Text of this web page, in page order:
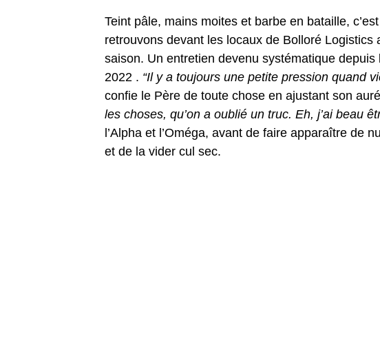
Teint pâle, mains moites et barbe en bataille,
retrouvons devant les locaux de Bolloré
saison. Un entretien devenu systématique
2022 . “Il y a toujours une petite pression quand
confie le Père de toute chose en ajustant son
les choses, qu’on a oublié un truc. Eh, j’ai beau
l’Alpha et l’Oméga, avant de faire apparaître de
et de la vider cul sec.